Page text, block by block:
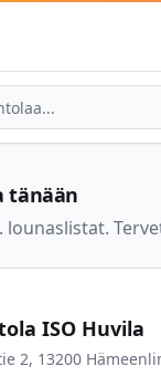
tänään
lounaslistat.
ISO Huvila
2, 13200